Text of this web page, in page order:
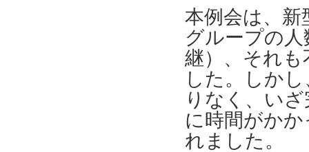
本例会は、
グループの
継）、それも
した。しか
りなく、い
に時間がか
れました。